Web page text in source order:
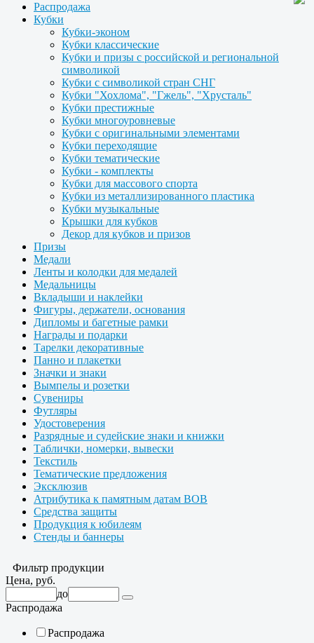
Распродажа
Кубки
Кубки-эконом
Кубки классические
Кубки и призы с российской и региональной
символикой
Кубки с символикой стран СНГ
Кубки "Хохлома", "Гжель", "Хрусталь"
Кубки престижные
Кубки многоуровневые
Кубки с оригинальными элементами
Кубки переходящие
Кубки тематические
Кубки - комплекты
Кубки для массового спорта
Кубки из металлизированного пластика
Кубки музыкальные
Крышки для кубков
Декор для кубков и призов
Призы
Медали
Ленты и колодки для медалей
Медальницы
Вкладыши и наклейки
Фигуры, держатели, основания
Дипломы и багетные рамки
Награды и подарки
Тарелки декоративные
Панно и плакетки
Значки и знаки
Вымпелы и розетки
Сувениры
Футляры
Удостоверения
Разрядные и судейские знаки и книжки
Таблички, номерки, вывески
Текстиль
Тематические предложения
Эксклюзив
Атрибутика к памятным датам ВОВ
Средства защиты
Продукция к юбилеям
Стенды и баннеры
Фильтр продукции
Цена, руб.
до
Распродажа
Распродажа